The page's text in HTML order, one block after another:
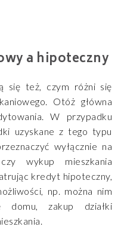
a hipoteczny
się też, czym różni się
Otóż główna
W przypadku
uzyskane z tego typu
wyłącznie na
wykup mieszkania
kredyt hipoteczny,
np. można nim
domu, zakup działki